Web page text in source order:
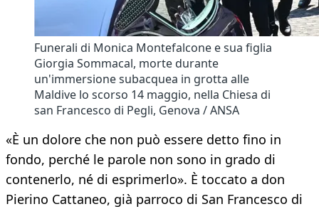
Funerali di Monica Montefalcone e sua figlia
Giorgia Sommacal, morte durante
un'immersione subacquea in grotta alle
Maldive lo scorso 14 maggio, nella Chiesa di
san Francesco di Pegli, Genova / ANSA
«È un dolore che non può essere detto fino in
fondo, perché le parole non sono in grado di
contenerlo, né di esprimerlo». È toccato a don
Pierino Cattaneo, già parroco di San Francesco di